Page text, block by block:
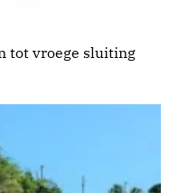
tot vroege sluiting